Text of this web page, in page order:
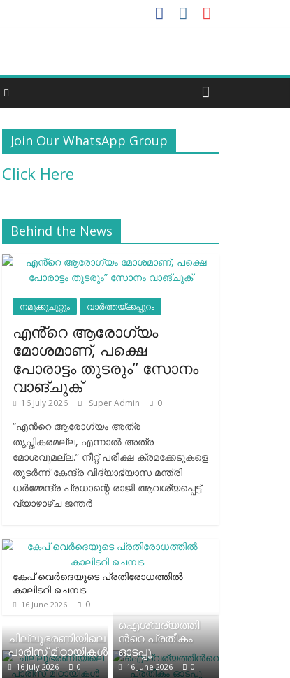
Join Our WhatsApp Group
Click Here
Behind the News
നമുക്കുചുറ്റും വാർത്തയ്ക്കപ്പുറം
എൻ്റെ ആരോഗ്യം
മോശമാണ്, പക്ഷെ
പോരാട്ടം തുടരും” സോനം
വാങ്ചുക്
16 July 2026 Super Admin 0
“എന്‍റെ ആരോഗ്യം അത്ര
തൃപ്തികരമല്ല, എന്നാൽ അത്ര
മോശവുമല്ല.” നീറ്റ് പരീക്ഷ ക്രമക്കേടുകളെ
തുടർന്ന് കേന്ദ്ര വിദ്യാഭ്യാസ മന്ത്രി
ധർമ്മേന്ദ്ര പ്രധാന്റെ രാജി ആവശ്യപ്പെട്ട്
വ്യാഴാഴ്ച ജന്തർ
കേപ് വെര്‍ദെയുടെ പ്രതിരോധത്തില്‍
കാലിടറി ചെമ്പട
16 June 2026 0
ചില്ലുഭരണിയിലെ
പാരീസ് മിഠായികള്‍
16 July 2026 0
ഐശ്വര്യത്തി
ന്‍റെ പ്രതീകം
ഓടപ്പൂ
16 June 2026 0